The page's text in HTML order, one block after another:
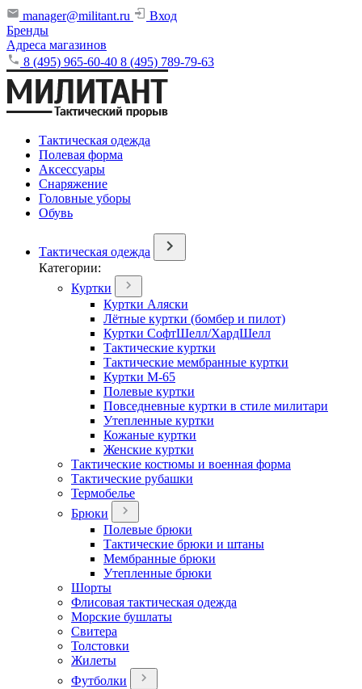
manager@militant.ru
Вход
Бренды
Адреса магазинов
8 (495) 965-60-40 8 (495) 789-79-63
Тактическая одежда
Полевая форма
Аксессуары
Снаряжение
Головные уборы
Обувь
Тактическая одежда
Категории:
Куртки
Куртки Аляски
Лётные куртки (бомбер и пилот)
Куртки СофтШелл/ХардШелл
Тактические куртки
Тактические мембранные куртки
Куртки М-65
Полевые куртки
Повседневные куртки в стиле милитари
Утепленные куртки
Кожаные куртки
Женские куртки
Тактические костюмы и военная форма
Тактические рубашки
Термобелье
Брюки
Полевые брюки
Тактические брюки и штаны
Мембранные брюки
Утепленные брюки
Шорты
Флисовая тактическая одежда
Морские бушлаты
Свитера
Толстовки
Жилеты
Футболки